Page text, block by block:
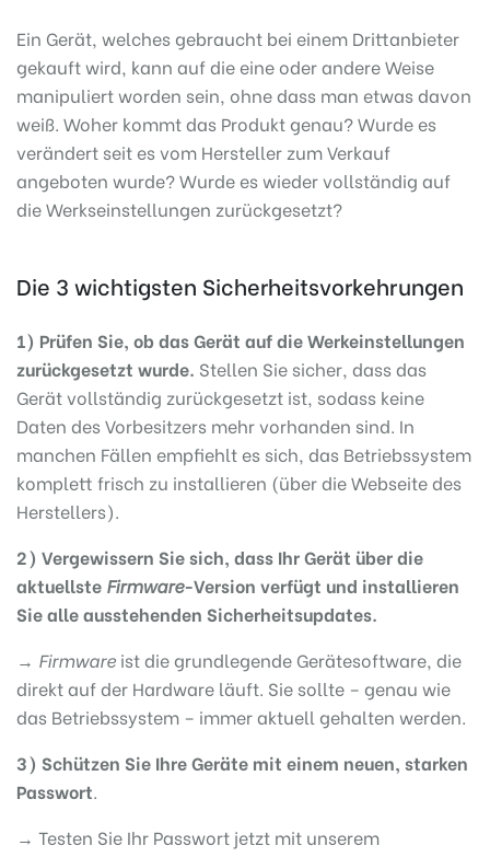
Ein Gerät, welches gebraucht bei einem Drittanbieter
gekauft wird, kann auf die eine oder andere Weise
manipuliert worden sein, ohne dass man etwas davon
weiß. Woher kommt das Produkt genau? Wurde es
verändert seit es vom Hersteller zum Verkauf
angeboten wurde? Wurde es wieder vollständig auf
die Werkseinstellungen zurückgesetzt?
Die 3 wichtigsten Sicherheitsvorkehrungen
1) Prüfen Sie, ob das Gerät auf die Werkeinstellungen
zurückgesetzt wurde. Stellen Sie sicher, dass das
Gerät vollständig zurückgesetzt ist, sodass keine
Daten des Vorbesitzers mehr vorhanden sind. In
manchen Fällen empfiehlt es sich, das Betriebssystem
komplett frisch zu installieren (über die Webseite des
Herstellers).
2) Vergewissern Sie sich, dass Ihr Gerät über die
aktuellste Firmware-Version verfügt und installieren
Sie alle ausstehenden Sicherheitsupdates.
→ Firmware ist die grundlegende Gerätesoftware, die
direkt auf der Hardware läuft. Sie sollte – genau wie
das Betriebssystem – immer aktuell gehalten werden.
3) Schützen Sie Ihre Geräte mit einem neuen, starken
Passwort.
→ Testen Sie Ihr Passwort jetzt mit unserem